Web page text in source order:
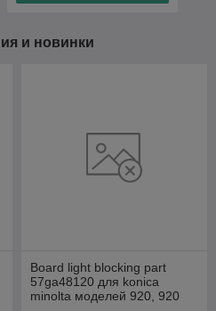
и новинки
Board light blocking part
57ga48120 для konica
minolta моделей 920, 920